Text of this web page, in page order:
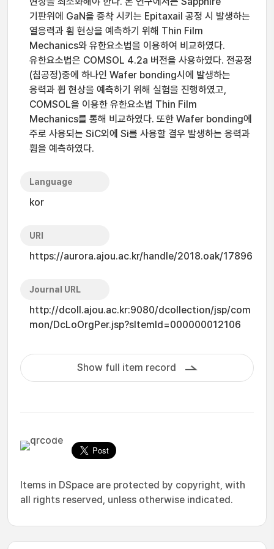
기판위에 GaN을 증착 시키는 Epitaxail 공정 시 발생하는
열응력과 휨 현상을 예측하기 위해 Thin Film
Mechanics와 유한요소법을 이용하여 비교하였다.
유한요소법은 COMSOL 4.2a 버전을 사용하였다. 전공정
(칩공정)중에 하나인 Wafer bonding시에 발생하는
응력과 휩 현상을 예측하기 위해 실험을 진행하였고,
COMSOL을 이용한 유한요소법 Thin Film
Mechanics를 통해 비교하였다. 또한 Wafer bonding에
주로 사용되는 SiC외에 Si를 사용할 결우 발생하는 응력과
휨을 예측하였다.
Language
kor
URI
https://aurora.ajou.ac.kr/handle/2018.oak/17896
Journal URL
http://dcoll.ajou.ac.kr:9080/dcollection/jsp/com
mon/DcLoOrgPer.jsp?sItemId=000000012106
Show full item record
Items in DSpace are protected by copyright, with
all rights reserved, unless otherwise indicated.